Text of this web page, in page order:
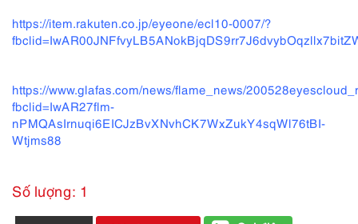
https://item.rakuten.co.jp/eyeone/ecl10-0007/?
https://www.glafas.com/news/flame_news/
fbclid=IwAR27flm-
nPMQAsIrnuqi6EICJzBvXNvhCK7WxZukY4sqWl76tBI-
Wtjms88
Số lượng: 1